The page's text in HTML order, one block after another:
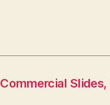
Commercial Slides,